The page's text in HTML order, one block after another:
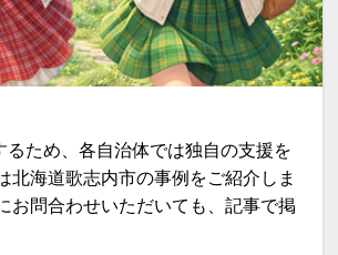
るため、各自治体では独自の支援を
北海道歌志内市の事例をご紹介しま
お問合わせいただいても、記事で掲